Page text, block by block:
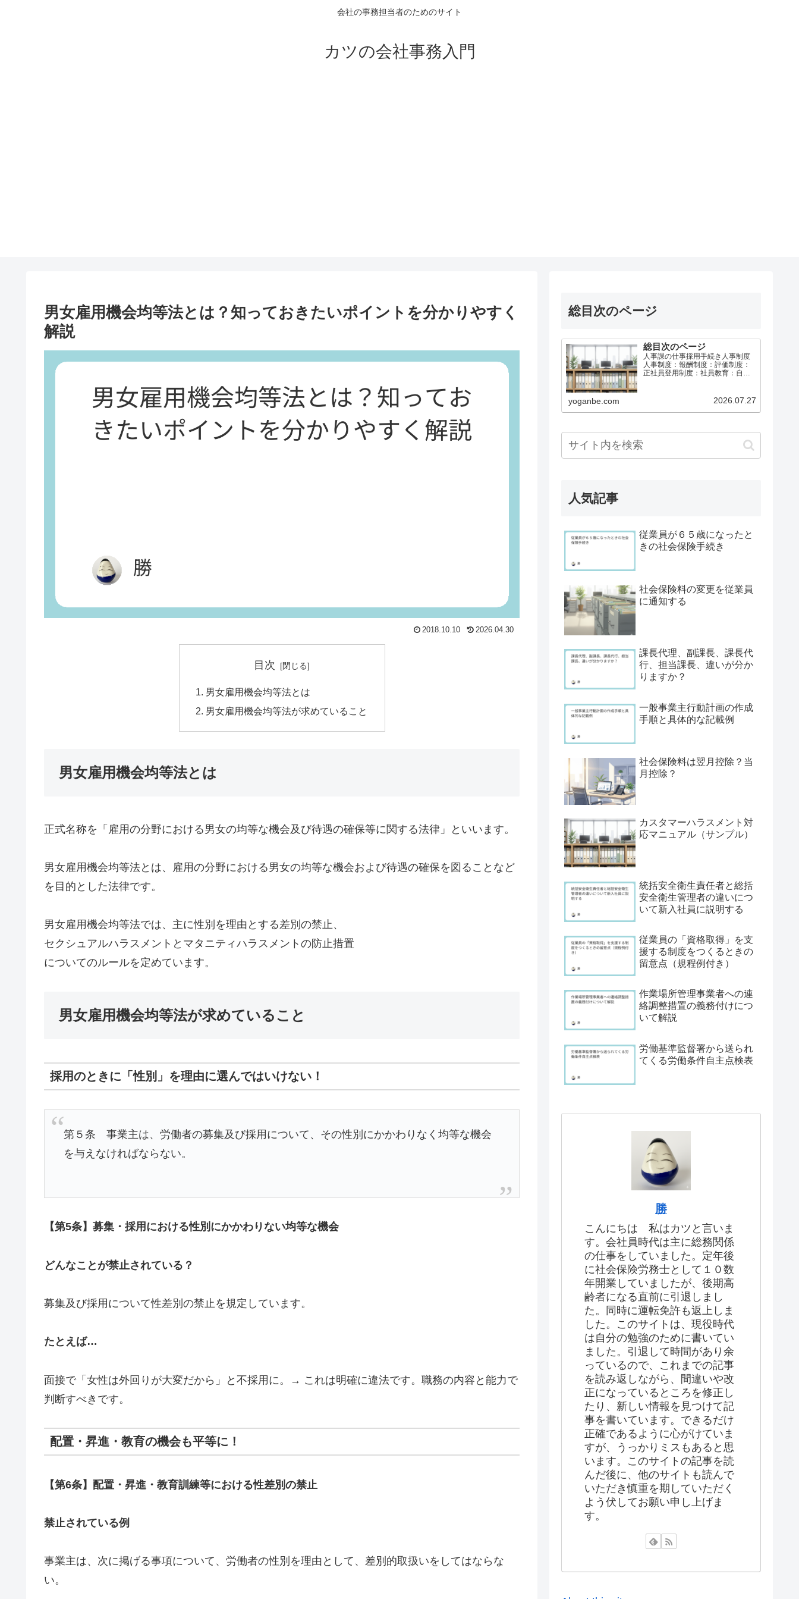
会社の事務担当者のためのサイト
カツの会社事務入門
男女雇用機会均等法とは？知っておきたいポイントを分かりやすく
解説
2018.10.10 2026.04.30
目次
男女雇用機会均等法とは
男女雇用機会均等法が求めていること
男女雇用機会均等法とは
正式名称を「雇用の分野における男女の均等な機会及び待遇の確保等に関する法律」といいます。
男女雇用機会均等法とは、雇用の分野における男女の均等な機会および待遇の確保を図ることなど
を目的とした法律です。
男女雇用機会均等法では、主に性別を理由とする差別の禁止、
セクシュアルハラスメントとマタニティハラスメントの防止措置
についてのルールを定めています。
男女雇用機会均等法が求めていること
採用のときに「性別」を理由に選んではいけない ！
第５条 事業主は、労働者の募集及び採用について、その性別にかかわりなく均等な機会
を与えなければならない。
【第5条】募集・採用における性別にかかわりない均等な機会
どんなことが禁止されている？
募集及び採用について性差別の禁止を規定しています。
たとえば…
面接で「女性は外回りが大変だから」と不採用に。→ これは明確に違法です。職務の内容と能力で
判断すべきです。
配置・昇進・教育の機会も平等に！
【第6条】配置・昇進・教育訓練等における性差別の禁止
禁止されている例
事業主は、次に掲げる事項について、労働者の性別を理由として、差別的取扱いをしてはならな
い。
総目次のページ
総目次のページ
人事課の仕事採用手続き人事制度
人事制度：報酬制度：評価制度：
正社員登用制度：社員教育：自己
育児介護休業等退職手続き総務課
害防止安全衛生：安全運転・車両
yoganbe.com 2026.07.27
人気記事
従業員が６５歳になったと
きの社会保険手続き
社会保険料の変更を従業員
に通知する
課長代理、副課長、課長代
行、担当課長、違いが分か
りますか？
一般事業主行動計画の作成
手順と具体的な記載例
社会保険料は翌月控除？当
月控除？
カスタマーハラスメント対
応マニュアル（サンプル）
統括安全衛生責任者と総括
安全衛生管理者の違いにつ
いて新入社員に説明する
従業員の「資格取得」を支
援する制度をつくるときの
留意点（規程例付き）
作業場所管理事業者への連
絡調整措置の義務付けにつ
いて解説
労働基準監督署から送られ
てくる労働条件自主点検表
勝
こんにちは 私はカツと言いま
す。会社員時代は主に総務関係
の仕事をしていました。定年後
に社会保険労務士として１０数
年開業していましたが、後期高
齢者になる直前に引退しまし
た。同時に運転免許も返上しま
した。このサイトは、現役時代
は自分の勉強のために書いてい
ました。引退して時間があり余
っているので、これまでの記事
を読み返しながら、間違いや改
正になっているところを修正し
たり、新しい情報を見つけて記
事を書いています。できるだけ
正確であるように心がけていま
すが、うっかりミスもあると思
います。このサイトの記事を読
んだ後に、他のサイトも読んで
いただき慎重を期していただく
よう伏してお願い申し上げま
す。